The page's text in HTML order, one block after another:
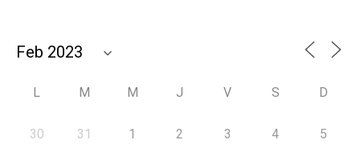
L M M J V S D
30 31 1 2 3 4 5